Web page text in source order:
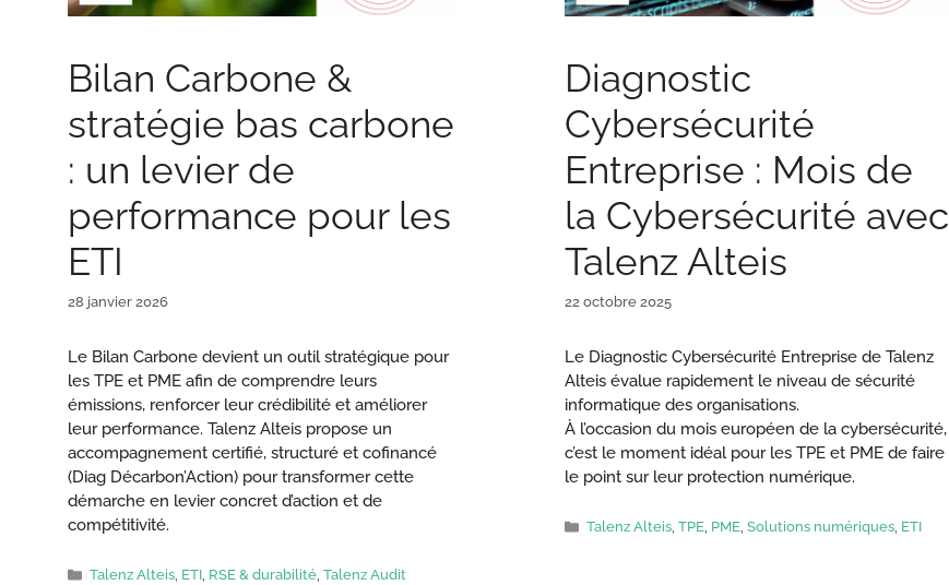
Bilan Carbone &
stratégie bas carbone
: un levier de
performance pour les
ETI
28 janvier 2026
Le Bilan Carbone devient un outil stratégique pour
les TPE et PME afin de comprendre leurs
émissions, renforcer leur crédibilité et améliorer
leur performance. Talenz Alteis propose un
accompagnement certifié, structuré et cofinancé
(Diag Décarbon’Action) pour transformer cette
démarche en levier concret d’action et de
compétitivité.
Catégories
Talenz Alteis, ETI, RSE & durabilité,Talenz Audit
Diagnostic
Cybersécurité
Entreprise : Mois de
la Cybersécurité avec
Talenz Alteis
22 octobre 2025
Le Diagnostic Cybersécurité Entreprise de Talenz
Alteis évalue rapidement le niveau de sécurité
informatique des organisations.
À l’occasion du mois européen de la cybersécurité,
c’est le moment idéal pour les TPE et PME de faire
le point sur leur protection numérique.
Catégories
Talenz Alteis,TPE, PME,Solutions numériques, ETI